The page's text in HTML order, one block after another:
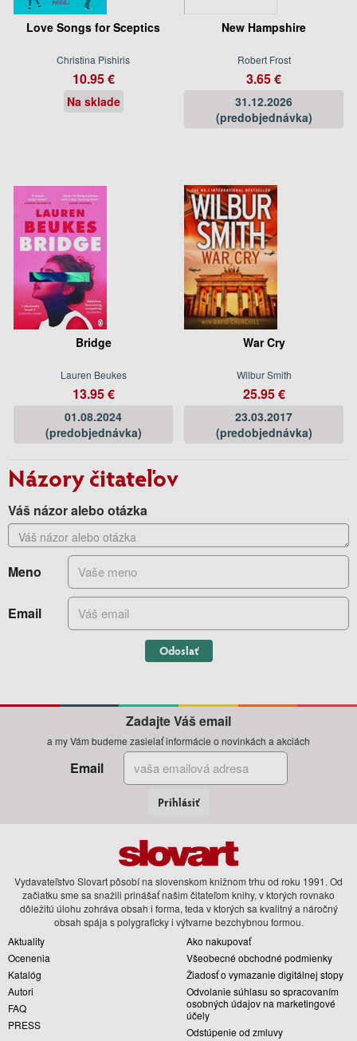
Love Songs for Sceptics
Christina Pishiris
10.95 €
Na sklade
New Hampshire
Robert Frost
3.65 €
31.12.2026
(predobjednávka)
Bridge
Lauren Beukes
13.95 €
01.08.2024
(predobjednávka)
War Cry
Wilbur Smith
25.95 €
23.03.2017
(predobjednávka)
Názory čitateľov
Váš názor alebo otázka
Meno
Email
Odoslať
Zadajte Váš email
a my Vám budeme zasielať informácie o novinkách a akciách
Email
Prihlásiť
Vydavateľstvo Slovart pôsobí na slovenskom knižnom trhu od roku 1991. Od
začiatku sme sa snažili prinášať našim čitateľom knihy, v ktorých rovnako
dôležitú úlohu zohráva obsah i forma, teda v ktorých sa kvalitný a náročný
obsah spája s polygraficky i výtvarne bezchybnou formou.
Aktuality
Ocenenia
Katalóg
Autori
FAQ
PRESS
Ako nakupovať
Všeobecné obchodné podmienky
Žiadosť o vymazanie digitálnej stopy
Odvolanie súhlasu so spracovaním
osobných údajov na marketingové
účely
Odstúpenie od zmluvy